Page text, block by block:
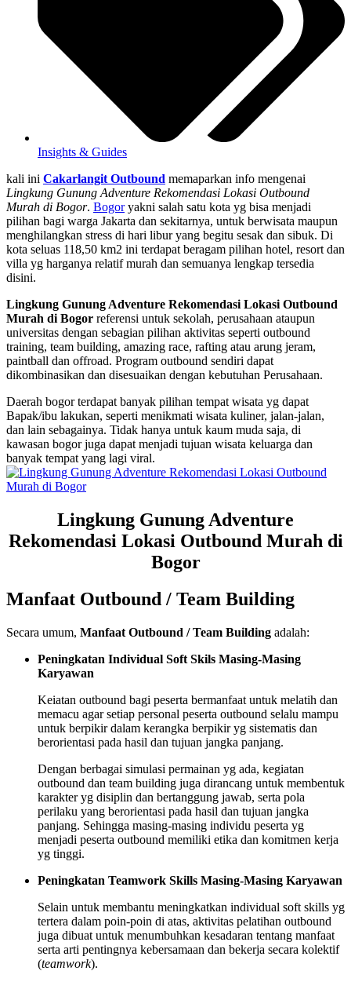
Insights & Guides
kali ini Cakarlangit Outbound memaparkan info mengenai
Lingkung Gunung Adventure Rekomendasi Lokasi Outbound
Murah di Bogor. Bogoryakni salah satu kota yg bisa menjadi
pilihan bagi warga Jakarta dan sekitarnya, untuk berwisata maupun
menghilangkan stress di hari libur yang begitu sesak dan sibuk. Di
kota seluas 118,50 km2 ini terdapat beragam pilihan hotel, resort dan
villa yg harganya relatif murah dan semuanya lengkap tersedia
disini.
Lingkung Gunung Adventure Rekomendasi Lokasi Outbound
Murah di Bogor referensi untuk sekolah, perusahaan ataupun
universitas dengan sebagian pilihan aktivitas seperti outbound
training, team building, amazing race, rafting atau arung jeram,
paintball dan offroad. Program outbound sendiri dapat
dikombinasikan dan disesuaikan dengan kebutuhan Perusahaan.
Daerah bogor terdapat banyak pilihan tempat wisata yg dapat
Bapak/ibu lakukan, seperti menikmati wisata kuliner, jalan-jalan,
dan lain sebagainya. Tidak hanya untuk kaum muda saja, di
kawasan bogor juga dapat menjadi tujuan wisata keluarga dan
banyak tempat yang lagi viral.
Lingkung Gunung Adventure
Rekomendasi Lokasi Outbound Murah di
Bogor
Manfaat Outbound / Team Building
Secara umum, Manfaat Outbound / Team Building adalah:
Peningkatan Individual Soft Skils Masing-Masing
Karyawan
Keiatan outbound bagi peserta bermanfaat untuk melatih dan
memacu agar setiap personal peserta outbound selalu mampu
untuk berpikir dalam kerangka berpikir yg sistematis dan
berorientasi pada hasil dan tujuan jangka panjang.
Dengan berbagai simulasi permainan yg ada, kegiatan
outbound dan team building juga dirancang untuk membentuk
karakter yg disiplin dan bertanggung jawab, serta pola
perilaku yang berorientasi pada hasil dan tujuan jangka
panjang. Sehingga masing-masing individu peserta yg
menjadi peserta outbound memiliki etika dan komitmen kerja
yg tinggi.
Peningkatan Teamwork Skills Masing-Masing Karyawan
Selain untuk membantu meningkatkan individual soft skills yg
tertera dalam poin-poin di atas, aktivitas pelatihan outbound
juga dibuat untuk menumbuhkan kesadaran tentang manfaat
serta arti pentingnya kebersamaan dan bekerja secara kolektif
(teamwork).